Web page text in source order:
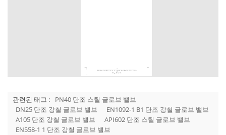
관련된 태그 :
PN40 단조 스틸 글로브 밸브
DN25 단조 강철 글로브 밸브
EN1092-1 B1 단조 강철 글로브 밸브
A105 단조 강철 글로브 밸브
API602 단조 스틸 글로브 밸브
EN558-1 1 단조 강철 글로브 밸브